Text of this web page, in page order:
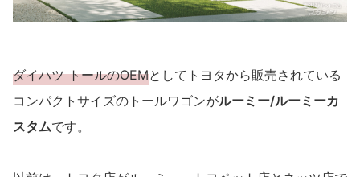
ダイハツ トールのOEMとしてトヨタから販売されている
コンパクトサイズのトールワゴンがルーミー/ルーミーカ
スタムです。